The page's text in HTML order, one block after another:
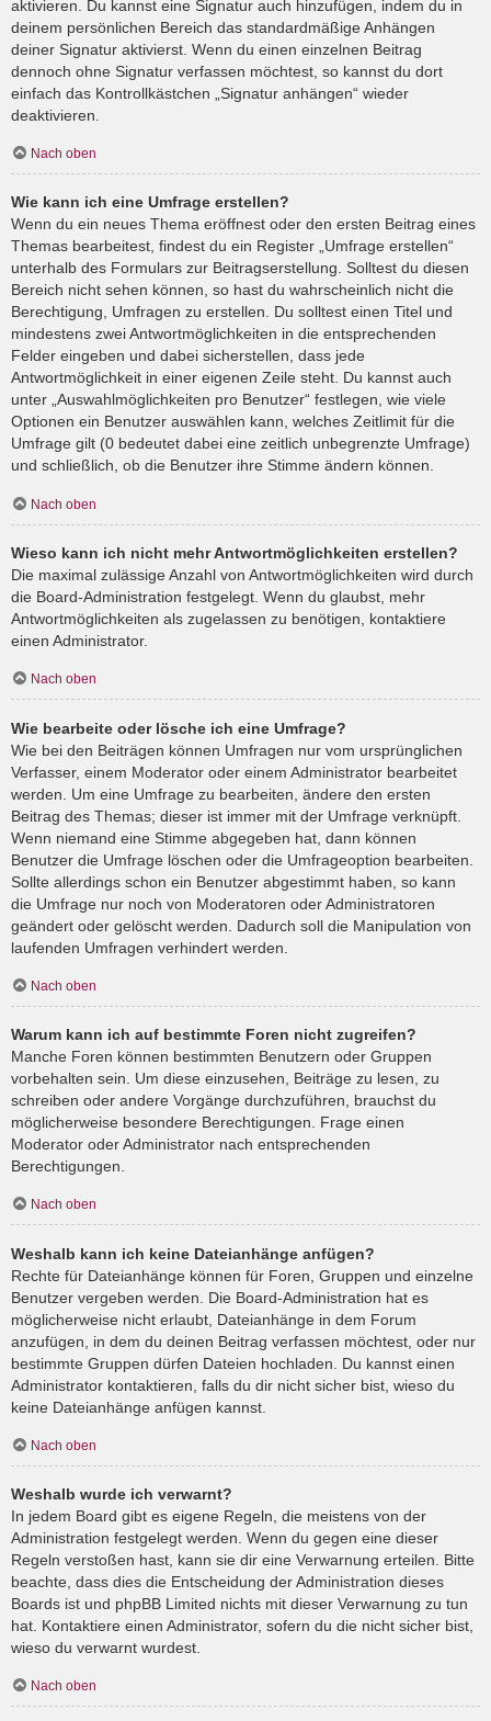
aktivieren. Du kannst eine Signatur auch hinzufügen, indem du in
deinem persönlichen Bereich das standardmäßige Anhängen
deiner Signatur aktivierst. Wenn du einen einzelnen Beitrag
dennoch ohne Signatur verfassen möchtest, so kannst du dort
einfach das Kontrollkästchen „Signatur anhängen“ wieder
deaktivieren.
Nach oben
Wie kann ich eine Umfrage erstellen?
Wenn du ein neues Thema eröffnest oder den ersten Beitrag eines
Themas bearbeitest, findest du ein Register „Umfrage erstellen“
unterhalb des Formulars zur Beitragserstellung. Solltest du diesen
Bereich nicht sehen können, so hast du wahrscheinlich nicht die
Berechtigung, Umfragen zu erstellen. Du solltest einen Titel und
mindestens zwei Antwortmöglichkeiten in die entsprechenden
Felder eingeben und dabei sicherstellen, dass jede
Antwortmöglichkeit in einer eigenen Zeile steht. Du kannst auch
unter „Auswahlmöglichkeiten pro Benutzer“ festlegen, wie viele
Optionen ein Benutzer auswählen kann, welches Zeitlimit für die
Umfrage gilt (0 bedeutet dabei eine zeitlich unbegrenzte Umfrage)
und schließlich, ob die Benutzer ihre Stimme ändern können.
Nach oben
Wieso kann ich nicht mehr Antwortmöglichkeiten erstellen?
Die maximal zulässige Anzahl von Antwortmöglichkeiten wird durch
die Board-Administration festgelegt. Wenn du glaubst, mehr
Antwortmöglichkeiten als zugelassen zu benötigen, kontaktiere
einen Administrator.
Nach oben
Wie bearbeite oder lösche ich eine Umfrage?
Wie bei den Beiträgen können Umfragen nur vom ursprünglichen
Verfasser, einem Moderator oder einem Administrator bearbeitet
werden. Um eine Umfrage zu bearbeiten, ändere den ersten
Beitrag des Themas; dieser ist immer mit der Umfrage verknüpft.
Wenn niemand eine Stimme abgegeben hat, dann können
Benutzer die Umfrage löschen oder die Umfrageoption bearbeiten.
Sollte allerdings schon ein Benutzer abgestimmt haben, so kann
die Umfrage nur noch von Moderatoren oder Administratoren
geändert oder gelöscht werden. Dadurch soll die Manipulation von
laufenden Umfragen verhindert werden.
Nach oben
Warum kann ich auf bestimmte Foren nicht zugreifen?
Manche Foren können bestimmten Benutzern oder Gruppen
vorbehalten sein. Um diese einzusehen, Beiträge zu lesen, zu
schreiben oder andere Vorgänge durchzuführen, brauchst du
möglicherweise besondere Berechtigungen. Frage einen
Moderator oder Administrator nach entsprechenden
Berechtigungen.
Nach oben
Weshalb kann ich keine Dateianhänge anfügen?
Rechte für Dateianhänge können für Foren, Gruppen und einzelne
Benutzer vergeben werden. Die Board-Administration hat es
möglicherweise nicht erlaubt, Dateianhänge in dem Forum
anzufügen, in dem du deinen Beitrag verfassen möchtest, oder nur
bestimmte Gruppen dürfen Dateien hochladen. Du kannst einen
Administrator kontaktieren, falls du dir nicht sicher bist, wieso du
keine Dateianhänge anfügen kannst.
Nach oben
Weshalb wurde ich verwarnt?
In jedem Board gibt es eigene Regeln, die meistens von der
Administration festgelegt werden. Wenn du gegen eine dieser
Regeln verstoßen hast, kann sie dir eine Verwarnung erteilen. Bitte
beachte, dass dies die Entscheidung der Administration dieses
Boards ist und phpBB Limited nichts mit dieser Verwarnung zu tun
hat. Kontaktiere einen Administrator, sofern du die nicht sicher bist,
wieso du verwarnt wurdest.
Nach oben